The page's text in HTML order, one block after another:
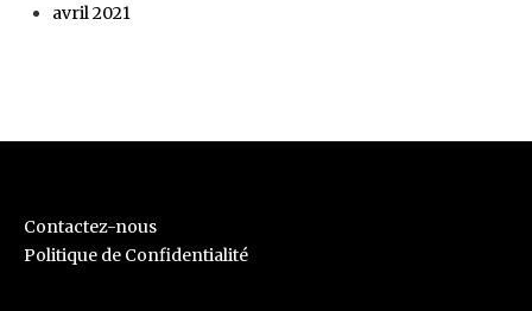
avril 2021
Contactez-nous
Politique de Confidentialité